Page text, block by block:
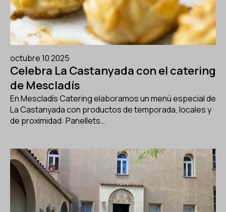
octubre 10 2025
Celebra La Castanyada con el catering
de Mescladís
En Mescladís Catering elaboramos un menú especial de
La Castanyada con productos de temporada, locales y
de proximidad: Panellets…